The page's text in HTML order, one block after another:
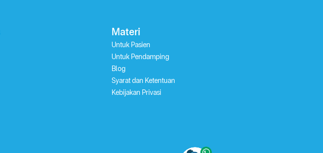
Materi
Untuk Pasien
Untuk Pendamping
Blog
Syarat dan Ketentuan
Kebijakan Privasi